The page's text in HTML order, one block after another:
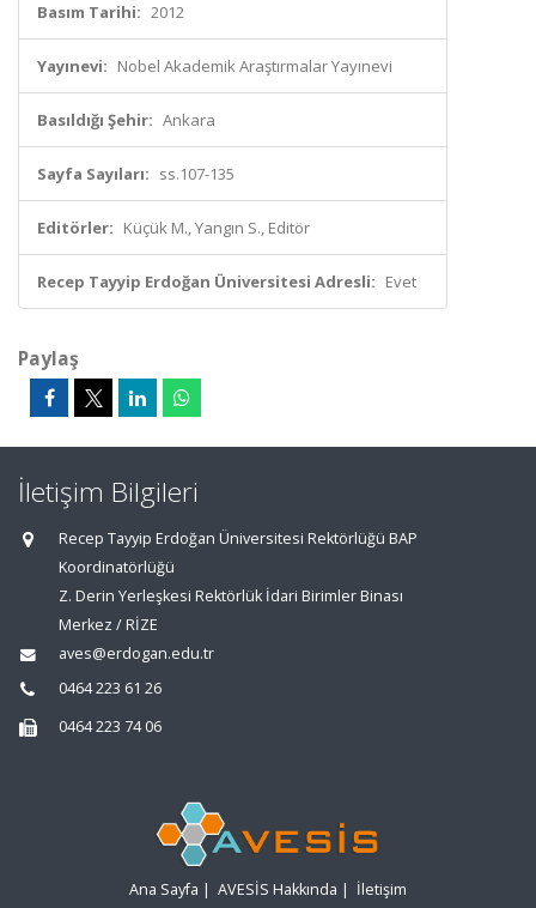
Basım Tarihi: 2012
Yayınevi: Nobel Akademik Araştırmalar Yayınevi
Basıldığı Şehir: Ankara
Sayfa Sayıları: ss.107-135
Editörler: Küçük M., Yangın S., Editör
Recep Tayyip Erdoğan Üniversitesi Adresli: Evet
Paylaş
İletişim Bilgileri
Recep Tayyip Erdoğan Üniversitesi Rektörlüğü BAP
Koordinatörlüğü
Z. Derin Yerleşkesi Rektörlük İdari Birimler Binası
Merkez / RİZE
aves@erdogan.edu.tr
0464 223 61 26
0464 223 74 06
Ana Sayfa | AVESİS Hakkında | İletişim